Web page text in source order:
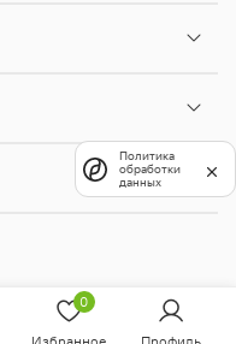
0
Политика
обработки
данных